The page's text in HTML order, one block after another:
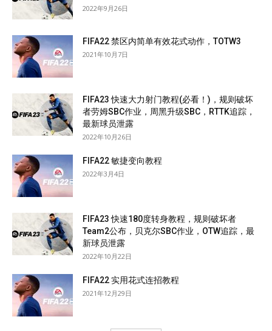
2022年9月26日
FIFA22 禁区内简单有效花式动作，TOTW3
2021年10月7日
FIFA23 快速大力射门教程(必看！)，规则破坏
者劳姆SBC作业，周黑升级SBC，RTTK追踪，
最新球员泄露
2022年10月26日
FIFA22 敏捷变向教程
2022年3月4日
FIFA23 快速180度转身教程，规则破坏者
Team2公布，贝克尔SBC作业，OTW追踪，最
新球员泄露
2022年10月22日
FIFA22 实用花式连招教程
2021年12月29日